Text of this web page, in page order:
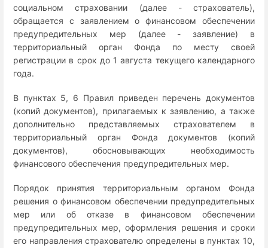
социальном страховании (далее - страхователь),
обращается с заявлением о финансовом обеспечении
предупредительных мер (далее - заявление) в
территориальный орган Фонда по месту своей
регистрации в срок до 1 августа текущего календарного
года.
В пунктах 5, 6 Правил приведен перечень документов
(копий документов), прилагаемых к заявлению, а также
дополнительно представляемых страхователем в
территориальный орган Фонда документов (копий
документов), обосновывающих необходимость
финансового обеспечения предупредительных мер.
Порядок принятия территориальным органом Фонда
решения о финансовом обеспечении предупредительных
мер или об отказе в финансовом обеспечении
предупредительных мер, оформления решения и сроки
его направления страхователю определены в пунктах 10,